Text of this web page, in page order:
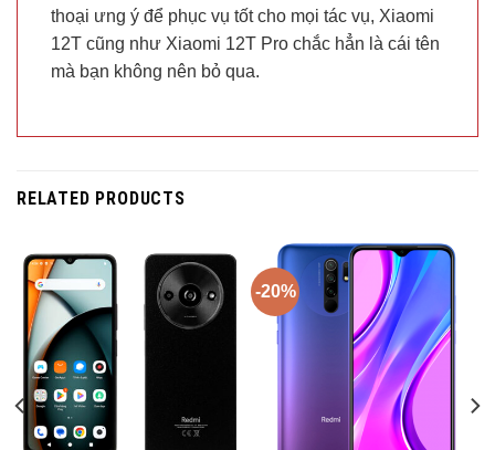
thoại ưng ý để phục vụ tốt cho mọi tác vụ, Xiaomi
12T cũng như Xiaomi 12T Pro chắc hẳn là cái tên
mà bạn không nên bỏ qua.
RELATED PRODUCTS
-20%